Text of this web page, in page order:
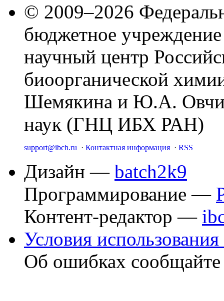
© 2009–2026
бюджетное
научный центр
биоорганической
Шемякина и Ю.А.
наук (ГНЦ ИБХ РАН)
support@ibch.ru · Контактная информация · RSS
Дизайн — batch2k9
Программирование —
Контент-редактор —
Условия использования
Об ошибках